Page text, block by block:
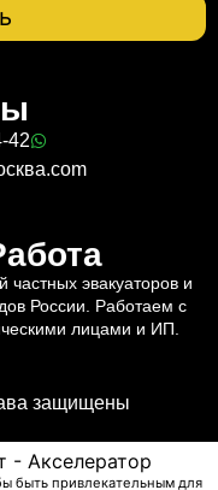
42
частных эвакуаторов и
России. Работаем с
лицами и ИП.
защищены
- Акселератор
быть привлекательным для